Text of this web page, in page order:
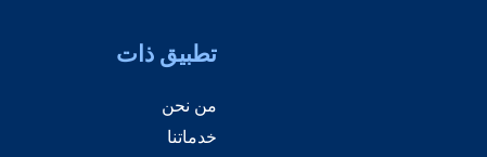
تطبيق ذات
من نحن
خدماتنا